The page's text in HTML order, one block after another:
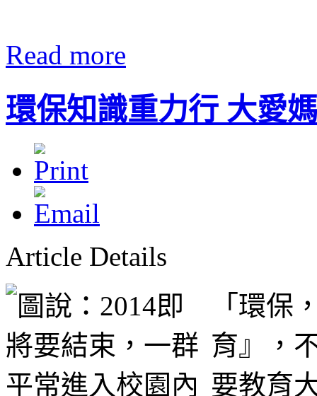
Read more
環保知識重力行 大愛
Article Details
「環保
育』，
要教育